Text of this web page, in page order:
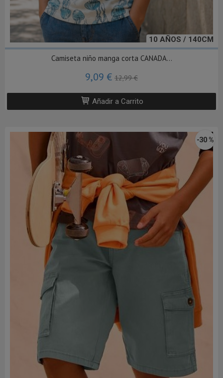
10 AÑOS / 140CM
Camiseta niño manga corta CANADA...
9,09 € 12,99 €
Añadir a Carrito
-30 %